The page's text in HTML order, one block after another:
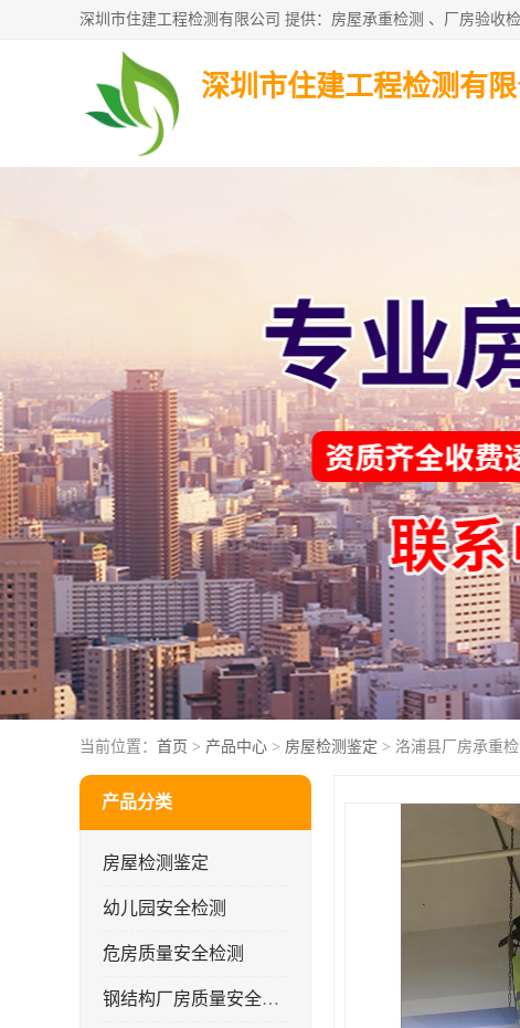
深圳市住建工程检测有
当前位置： 首页 > 产品中心 > 房屋检测鉴定 > 洛浦县厂房承重
产品分类
房屋检测鉴定
幼儿园安全检测
危房质量安全检测
钢结构厂房质量安全检测